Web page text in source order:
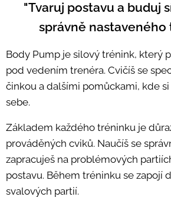
"Tvaruj postavu a buduj
správně nastaveného
Body Pump je silový trénink, který
pod vedením trenéra. Cvičíš se
činkou a dalšími pomůckami, kde
sebe.
Základem každého tréninku je
prováděných cviků. Naučíš se
zapracuješ na problémových
postavu. Během tréninku se zapojí
svalových partií.